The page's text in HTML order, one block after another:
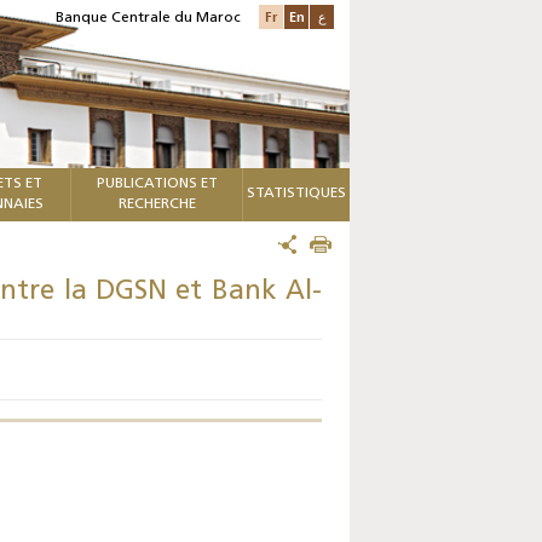
Banque Centrale du Maroc Fr En ع
ET
PUBLICATIONS ET
RECHERCHE
STATISTIQUES
la DGSN et Bank Al-